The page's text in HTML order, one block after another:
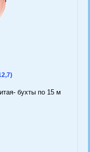
бухты по 15 м